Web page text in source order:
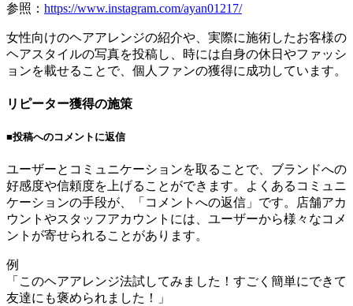
参照： https://www.instagram.com/ayan01217/
女性向けのヘアアレンジの紹介や、実際に施術したお客様の
ヘアスタイルの写真を投稿し、時には自身の休日やファッシ
ョンを載せることで、個人ファンの獲得に成功しています。
リピーター獲得の施策
■投稿へのコメントに返信
ユーザーとコミュニケーションを取ることで、ブランドへの
好感度や信頼度を上げることができます。よくあるコミュニ
ケーションの手段が、「コメントへの返信」です。店舗アカ
ウントやスタッフアカウントには、ユーザーから様々なコメ
ントが寄せられることがあります。
例
「このヘアアレンジ法試してみました！すごく簡単にできて
友達にも褒められました！」